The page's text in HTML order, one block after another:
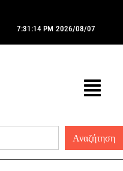
7:31:14 PM 2026/08/07